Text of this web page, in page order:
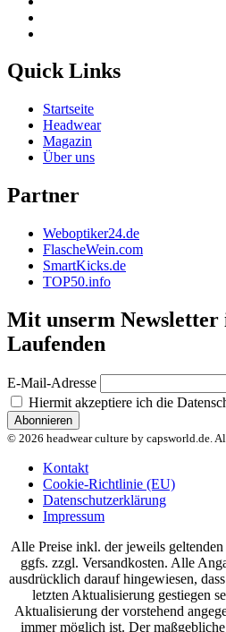
Quick Links
Startseite
Headwear
Magazin
Über uns
Partner
Weboptiker24.de
FlascheWein.com
SmartKicks.de
TOP50.info
Mit unserm Newsletter
Laufenden
E-Mail-Adresse
Hiermit akzeptiere ich die
© 2026 headwear culture by capsworld.de.
Kontakt
Cookie-Richtlinie (EU)
Datenschutzerklärung
Impressum
Alle Preise inkl. der jeweils
ggfs. zzgl. Versandkosten. Alle
ausdrücklich darauf hingewiesen,
letzten Aktualisierung gestiegen
Aktualisierung der vorstehend
immer möglich ist. Der